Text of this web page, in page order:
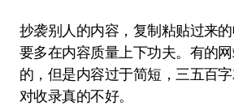
抄袭别人的内容，复制粘贴过来
要多在内容质量上下功夫。有的
的，但是内容过于简短，三五百
对收录真的不好。